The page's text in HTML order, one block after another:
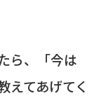
ら、「今は
えてあげてく